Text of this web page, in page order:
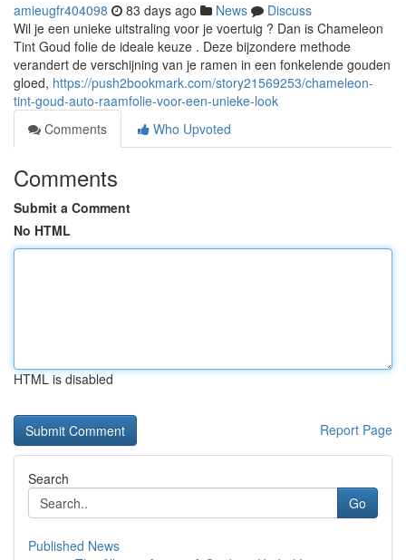
amieugfr404098 83 days ago News
Discuss
Wil je een unieke uitstraling voor je voertuig ? Dan is Chameleon
Tint Goud folie de ideale keuze . Deze bijzondere methode
verandert de verschijning van je ramen in een fonkelende gouden
gloed, https://push2bookmark.com/story21569253/chameleon-
tint-goud-auto-raamfolie-voor-een-unieke-look
Comments
Who Upvoted
Comments
Submit a Comment
No HTML
HTML is disabled
Report Page
Search
Go
Published News